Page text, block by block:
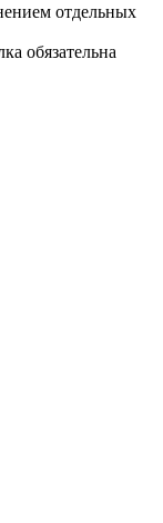
отдельных
обязательна